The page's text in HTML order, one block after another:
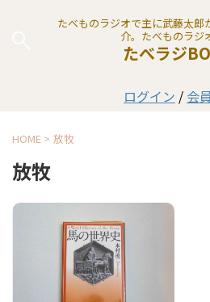
たべものラジオで主に武藤太郎
介。たべものラジ
たべラジ
ログイン / 会
HOME > 放牧
放牧